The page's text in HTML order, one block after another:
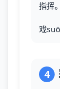
指挥。
戏
4